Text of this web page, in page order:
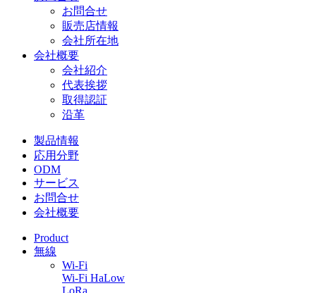
お問合せ
販売店情報
会社所在地
会社概要
会社紹介
代表挨拶
取得認証
沿革
製品情報
応用分野
ODM
サービス
お問合せ
会社概要
Product
無線
Wi-Fi
Wi-Fi HaLow
LoRa